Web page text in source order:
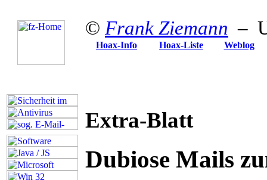
© Frank Ziemann –
Hoax-Info Hoax-Liste Weblog
Extra-Blatt
Dubiose Mails